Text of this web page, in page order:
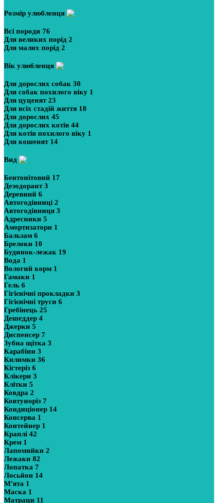
Розмір улюбленця
Всі породи 76
Для великих порід 2
Для малих порід 2
Вік улюбленця
Для дорослих собак 30
Для собак похилого віку 1
Для цуценят23
Для всіх стадій життя 18
Для дорослих 45
Для дорослих котів 44
Для котів похилого віку 1
Для кошенят 14
Вид
Бентонітовий 17
Дезодорант3
Деревний 6
Автогодівниці 2
Автогодівниця 3
Адресники 5
Амортизатори 1
Бальзам 6
Брелоки 10
Будинок-лежак 19
Вода 1
Вологий корм 1
Гамаки 1
Гель 6
Гігієнічні прокладки 3
Гігієнічні труси 6
Гребінець 25
Дешеддер 4
Джерки 5
Диспенсер 7
Зубна щітка 3
Карабіни 3
Килимки 36
Кігтеріз 6
Клікери 3
Клітки 5
Ковдра 2
Ковтуноріз 7
Кондиціонер 14
Консерва 1
Контейнер 1
Краплі 42
Крем 1
Лапомийки 2
Лежаки 82
Лопатка 7
Лосьйон 14
М'ята 1
Маска 1
Матраци 11